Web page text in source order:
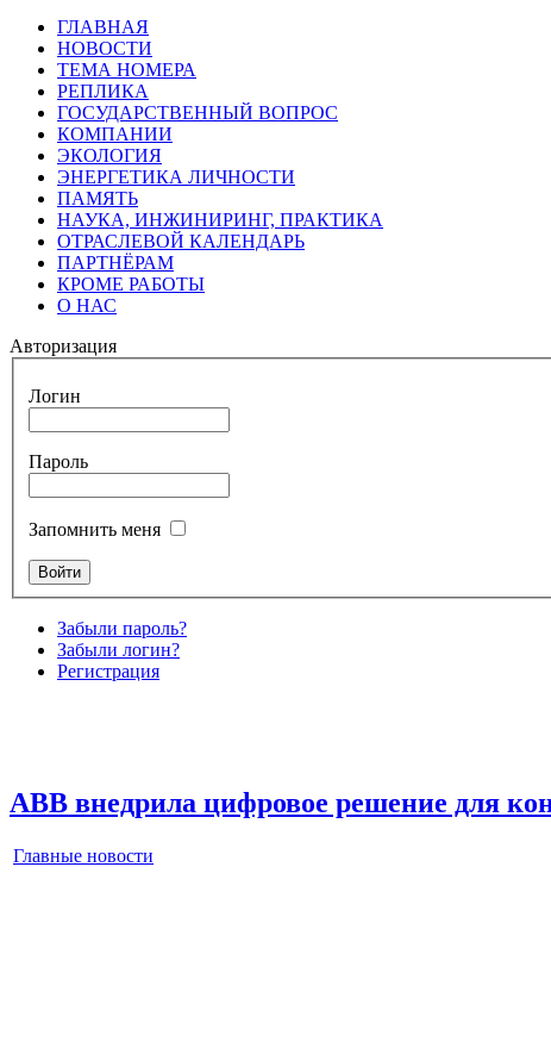
ГЛАВНАЯ
НОВОСТИ
ТЕМА НОМЕРА
РЕПЛИКА
ГОСУДАРСТВЕННЫЙ ВОПРОС
КОМПАНИИ
ЭКОЛОГИЯ
ЭНЕРГЕТИКА ЛИЧНОСТИ
ПАМЯТЬ
НАУКА, ИНЖИНИРИНГ, ПРАКТИКА
ОТРАСЛЕВОЙ КАЛЕНДАРЬ
ПАРТНЁРАМ
КРОМЕ РАБОТЫ
О НАС
Авторизация
Логин
Пароль
Запомнить меня
Забыли пароль?
Забыли логин?
Регистрация
ABB внедрила цифровое решение для
Главные новости